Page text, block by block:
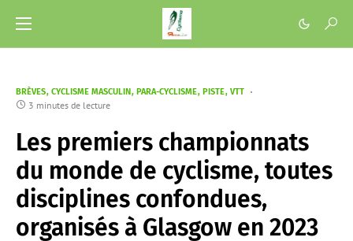
BRÈVES CYCLISME MASCULIN PARA-CYCLISME PISTE VTT
3 minutes de lecture
Les premiers championnats
du monde de cyclisme, toutes
disciplines confondues,
organisés à Glasgow en 2023